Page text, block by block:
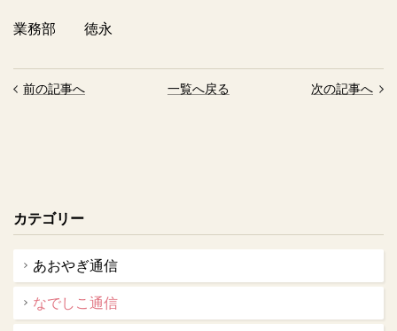
業務部 徳永
前の記事へ 一覧へ戻る 次の記事へ
カテゴリー
あおやぎ通信
なでしこ通信